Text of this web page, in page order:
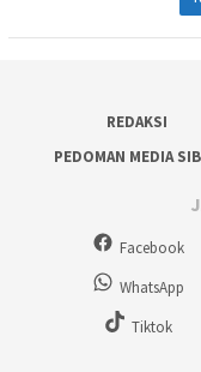
REDAKSI
PEDOMAN MEDIA
Facebook
WhatsApp
Tiktok